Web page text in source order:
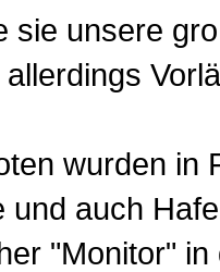
sie unsere
wurden in
und auch
"Monitor"